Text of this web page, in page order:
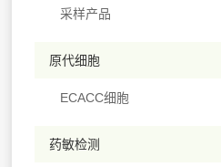
采样产品
原代细胞
ECACC细胞
药敏检测